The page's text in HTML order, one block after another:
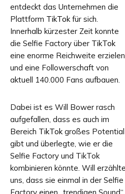
entdeckt das Unternehmen die
Plattform TikTokfür sich.
Innerhalb kürzester Zeit konnte
die Selfie Factory über TikTok
eine enorme Reichweite erzielen
und eine Followerschaft von
aktuell 140.000 Fans aufbauen.
Dabei ist es Will Bower rasch
aufgefallen, dass es auch im
Bereich TikTokgroßes Potential
gibt und überlegte, wie er die
Selfie Factory und TikTok
kombinieren könnte. Will erzählte
uns, dass sie einmal in der Selfie